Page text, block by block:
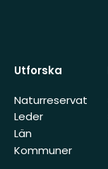
Utforska
Naturreservat
Leder
Län
Kommuner